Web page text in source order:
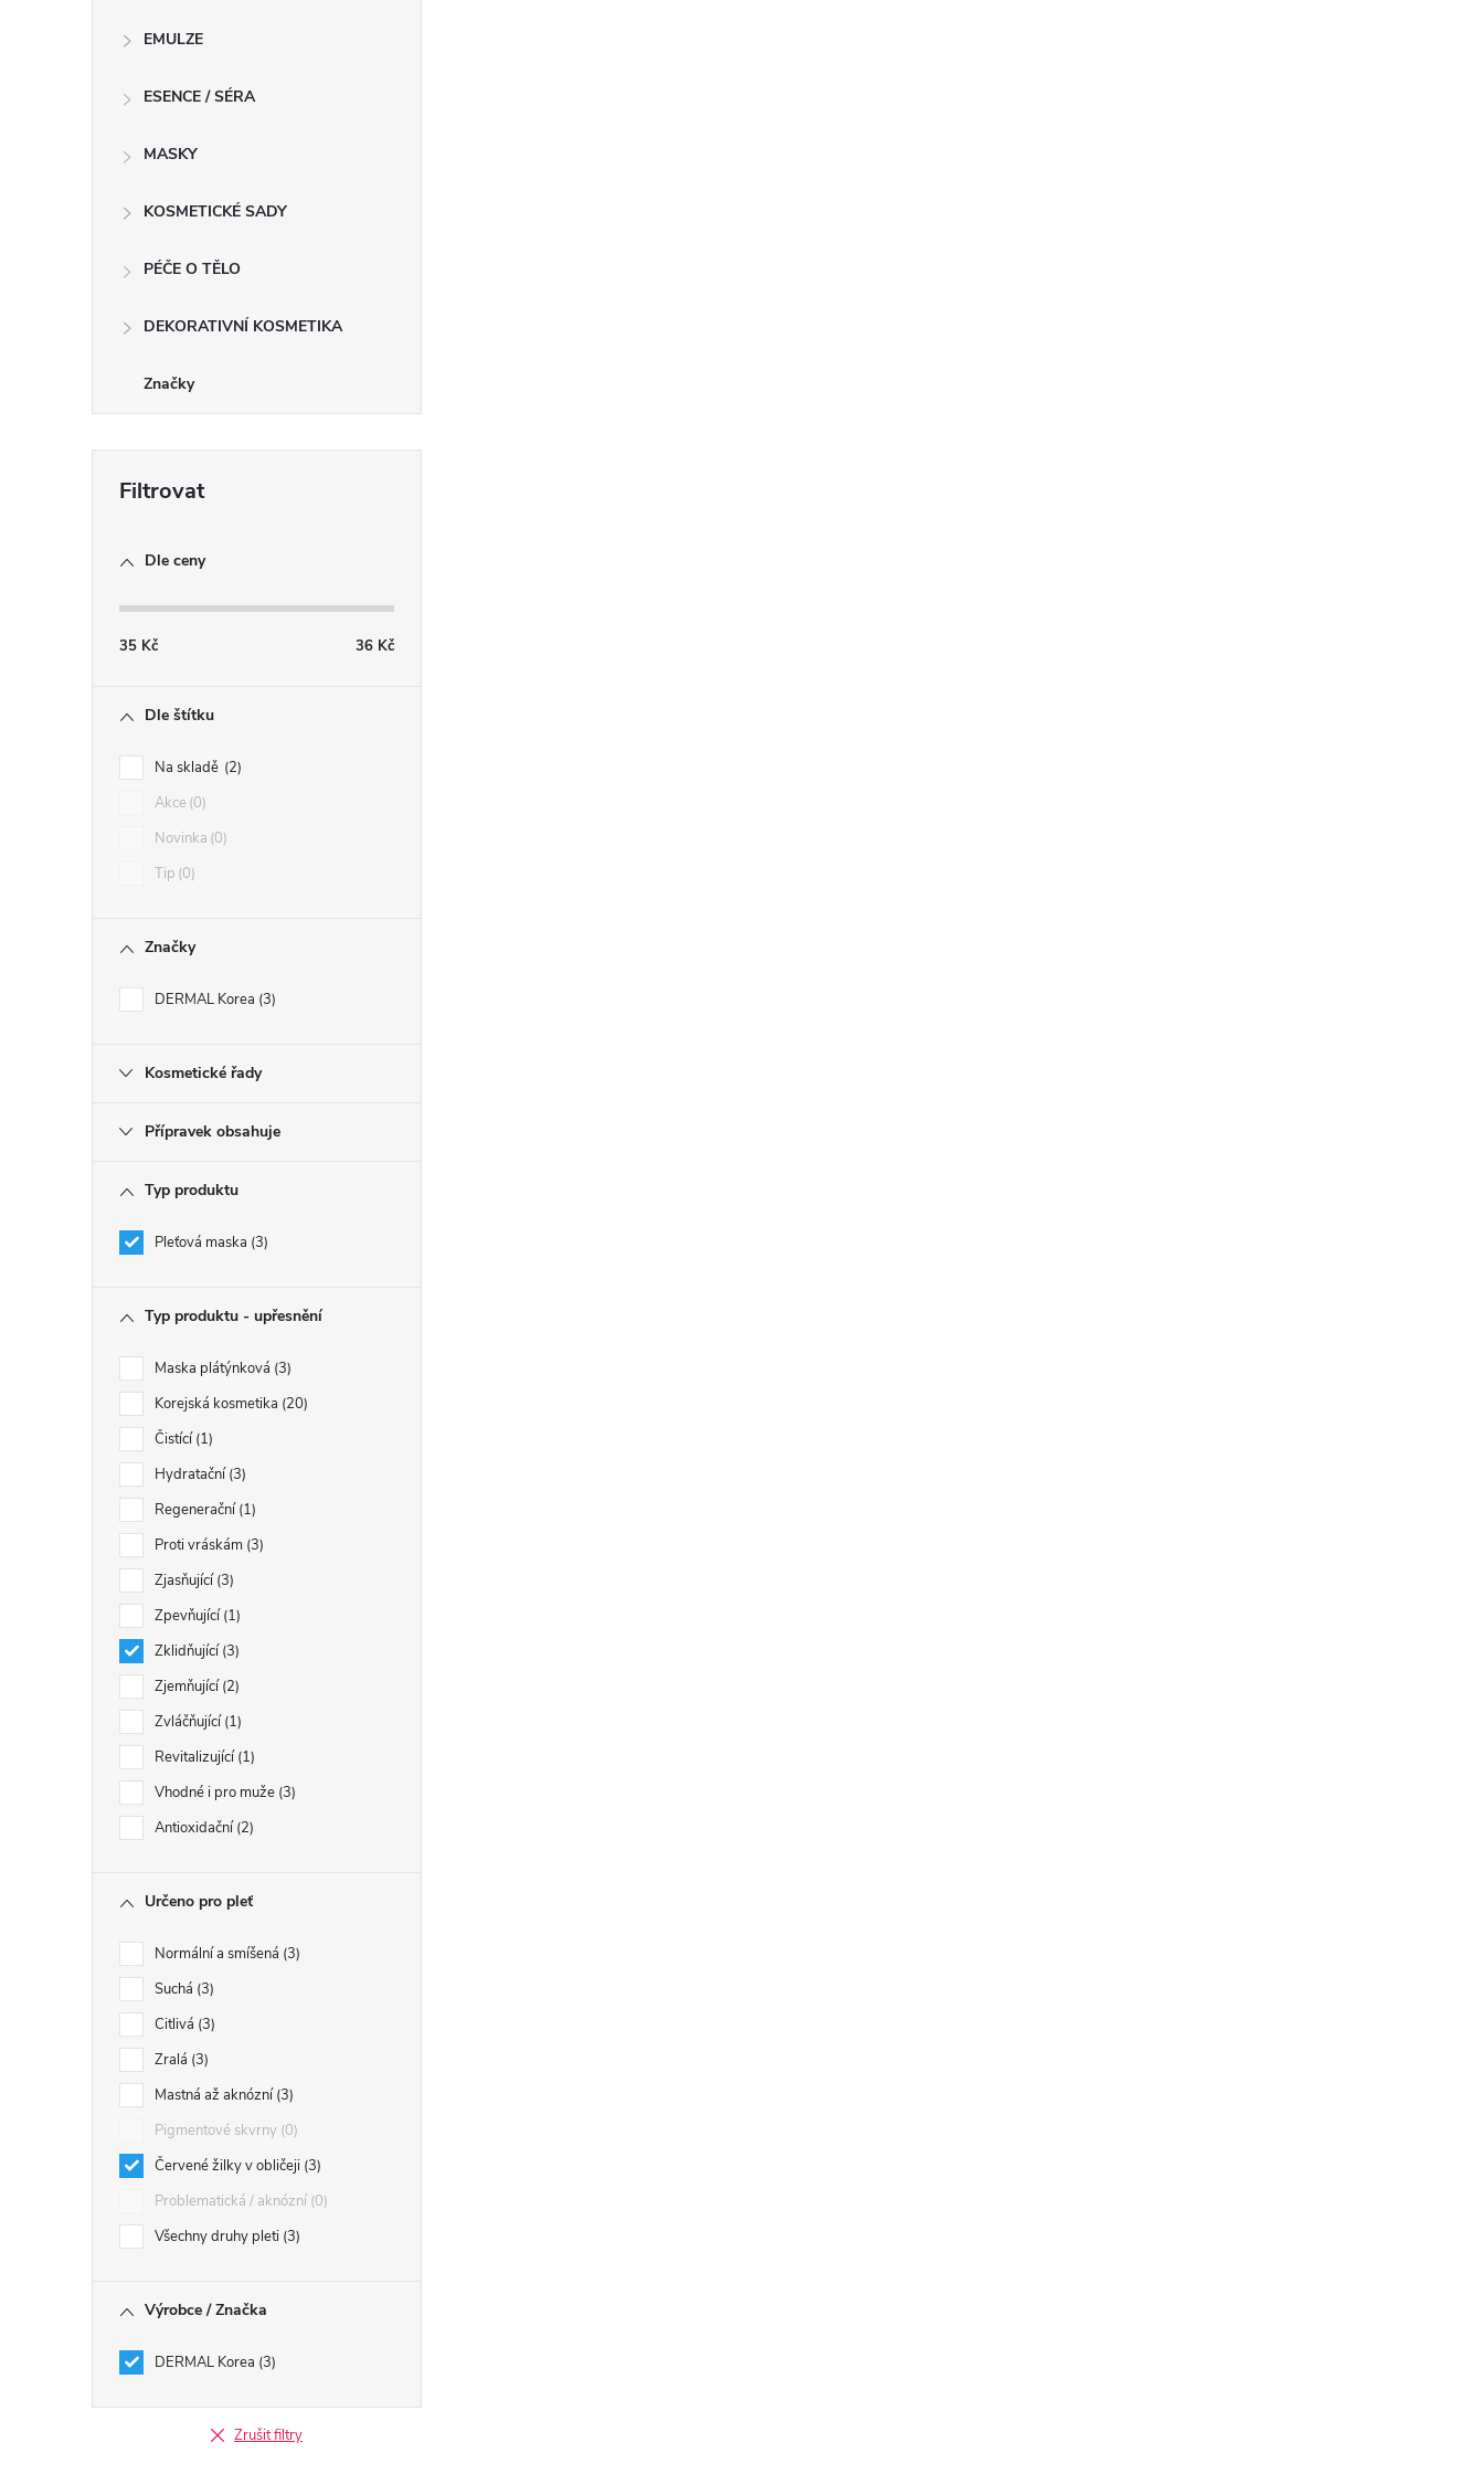
EMULZE
ESENCE / SÉRA
MASKY
KOSMETICKÉ SADY
PÉČE O TĚLO
DEKORATIVNÍ KOSMETIKA
Značky
Dle ceny
35 Kč 36 Kč
Dle štítku
Na skladě 2
Akce 0
Novinka 0
Tip 0
Značky
DERMAL Korea 3
Kosmetické řady
Přípravek obsahuje
Typ produktu
Pleťová maska 3
Typ produktu - upřesnění
Maska plátýnková 3
Korejská kosmetika 20
Čistící 1
Hydratační 3
Regenerační 1
Proti vráskám 3
Zjasňující 3
Zpevňující 1
Zklidňující 3
Zjemňující 2
Zvláčňující 1
Revitalizující 1
Vhodné i pro muže 3
Antioxidační 2
Určeno pro pleť
Normální a smíšená 3
Suchá 3
Citlivá 3
Zralá 3
Mastná až aknózní 3
Pigmentové skvrny 0
Červené žilky v obličeji 3
Problematická / aknózní 0
Všechny druhy pleti 3
Výrobce / Značka
DERMAL Korea 3
Zrušit filtry